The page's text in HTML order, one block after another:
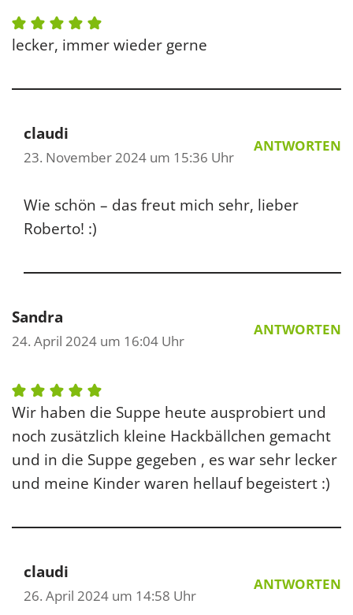
lecker, immer wieder gerne
claudi
23. November 2024 um 15:36 Uhr
ANTWORTEN
Wie schön – das freut mich sehr, lieber
Roberto! :)
Sandra
24. April 2024 um 16:04 Uhr
ANTWORTEN
Wir haben die Suppe heute ausprobiert und
noch zusätzlich kleine Hackbällchen gemacht
und in die Suppe gegeben , es war sehr lecker
und meine Kinder waren hellauf begeistert :)
claudi
26. April 2024 um 14:58 Uhr
ANTWORTEN